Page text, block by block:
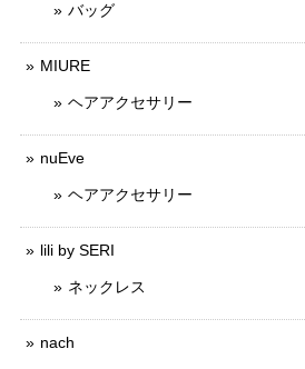
バッグ
MIURE
ヘアアクセサリー
nuEve
ヘアアクセサリー
lili by SERI
ネックレス
nach